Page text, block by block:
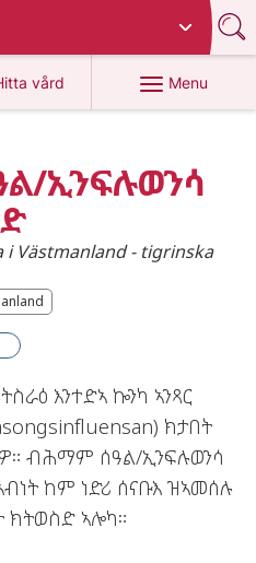
vård
at 1177.se
Menu
ኢንፍሉወንሳ
i Västmanland - tigrinska
እንተድኣ ኰንካ ኣንጻር
ክታበት
ብሕማም ሰዓል/ኢንፍሉወንሳ
ከም ነድሪ ሰናቡእ ዝኣመሰሉ
ኣሎካ።